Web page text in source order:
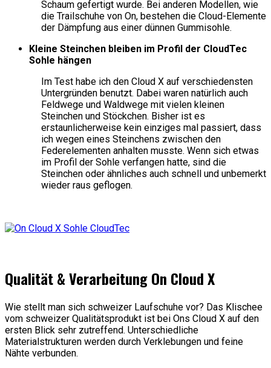
Schaum gefertigt wurde. Bei anderen Modellen, wie
die Trailschuhe von On, bestehen die Cloud-Elemente
der Dämpfung aus einer dünnen Gummisohle.
Kleine Steinchen bleiben im Profil der CloudTec
Sohle hängen
Im Test habe ich den Cloud X auf verschiedensten
Untergründen benutzt. Dabei waren natürlich auch
Feldwege und Waldwege mit vielen kleinen
Steinchen und Stöckchen. Bisher ist es
erstaunlicherweise kein einziges mal passiert, dass
ich wegen eines Steinchens zwischen den
Federelementen anhalten musste. Wenn sich etwas
im Profil der Sohle verfangen hatte, sind die
Steinchen oder ähnliches auch schnell und unbemerkt
wieder raus geflogen.
Qualität & Verarbeitung On Cloud X
Wie stellt man sich schweizer Laufschuhe vor? Das Klischee
vom schweizer Qualitätsprodukt ist bei Ons Cloud X auf den
ersten Blick sehr zutreffend. Unterschiedliche
Materialstrukturen werden durch Verklebungen und feine
Nähte verbunden.